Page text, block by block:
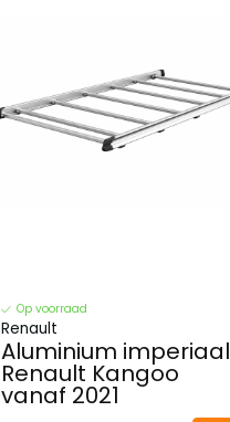
Op voorraad
Renault
Aluminium imperiaal
Renault Kangoo
vanaf 2021